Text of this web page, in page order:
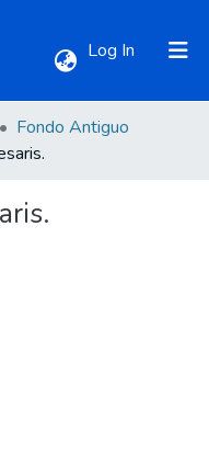
Log In (current)
Fondo Antiguo